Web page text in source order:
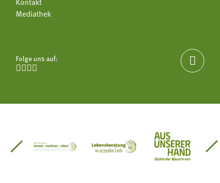
Mediathek
Folge uns auf:
   

Südtirol
Gärtnervereinigung
Sozialgenossenschaft Mit Bäuerinnen lernen -
Lebensberatung für dieAus unserer